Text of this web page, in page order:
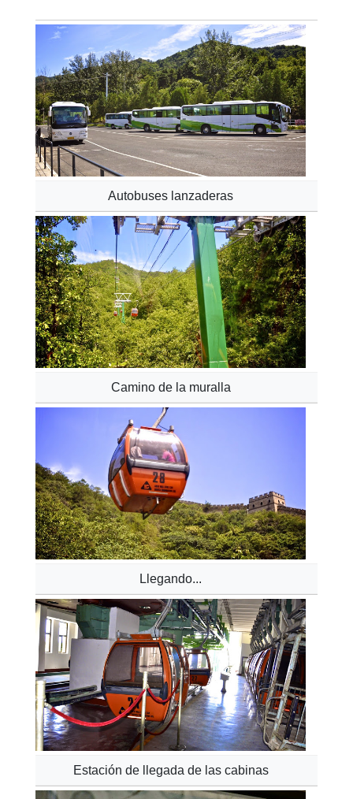
Autobuses lanzaderas
Camino de la muralla
Llegando...
Estación de llegada de las cabinas